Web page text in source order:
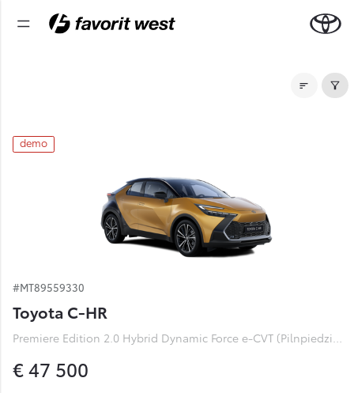
demo
#MT89559330
Toyota C-HR
Premiere Edition 2.0 Hybrid Dynamic Force e-CVT (Pilnpiedziņa) (112 kW)
€ 47 500